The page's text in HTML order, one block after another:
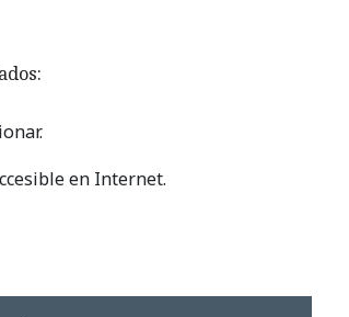
en Internet.